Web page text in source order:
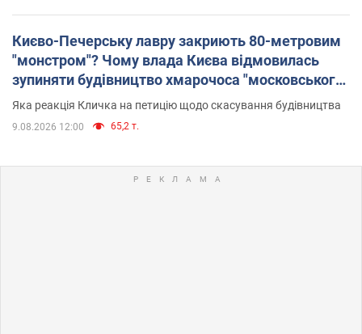
Києво-Печерську лавру закриють 80-метровим
"монстром"? Чому влада Києва відмовилась
зупиняти будівництво хмарочоса "московського
вірянина"
Яка реакція Кличка на петицію щодо скасування будівництва
9.08.2026 12:00 65,2 т.